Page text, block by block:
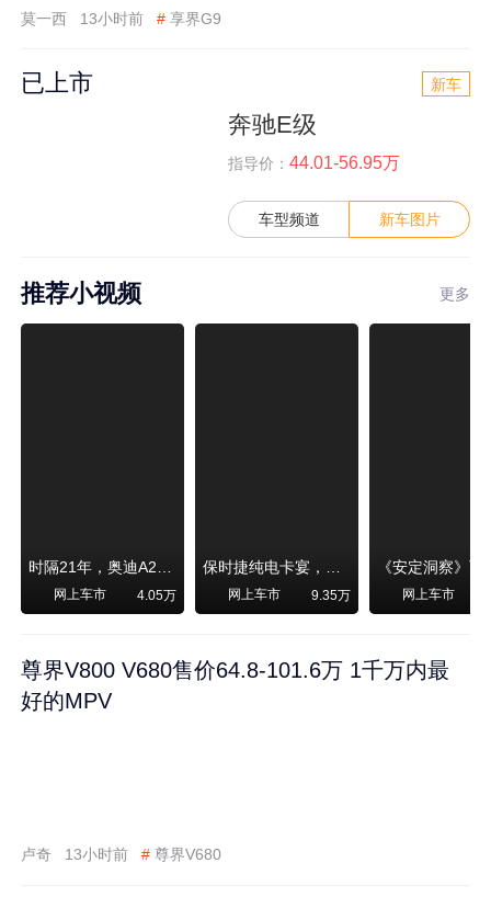
莫一西 13小时前 # 享界G9
已上市 新车
奔驰E级
指导价： 44.01-56.95万
车型频道 新车图片
推荐小视频 更多
时隔21年，奥迪A2强势归来！
网上车市 4.05万
保时捷纯电卡宴，跑赛道！比超级跑车性能还强，动力、刹车竟然没有热衰减
网上车市 9.35万 网上车市
尊界V800 V680售价64.8-101.6万 1千万内最
好的MPV
卢奇 13小时前 # 尊界V680